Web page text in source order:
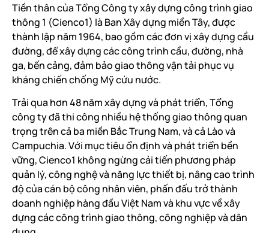
Tiền thân của Tổng Công ty xây dựng công trình giao
thông 1 (Cienco1) là Ban Xây dựng miền Tây, được
thành lập năm 1964, bao gồm các đơn vị xây dựng cầu
đường, để xây dựng các công trình cầu, đường, nhà
ga, bến cảng, đảm bảo giao thông vận tải phục vụ
kháng chiến chống Mỹ cứu nước.
Trải qua hơn 48 năm xây dựng và phát triển, Tổng
công ty đã thi công nhiều hệ thống giao thông quan
trọng trên cả ba miền Bắc Trung Nam, và cả Lào và
Campuchia. Với mục tiêu ổn định và phát triển bền
vững, Cienco1 không ngừng cải tiến phương pháp
quản lý, công nghệ và năng lực thiết bị, nâng cao trình
độ của cán bộ công nhân viên, phấn đấu trở thành
doanh nghiệp hàng đầu Việt Nam và khu vực về xây
dựng các công trình giao thông, công nghiệp và dân